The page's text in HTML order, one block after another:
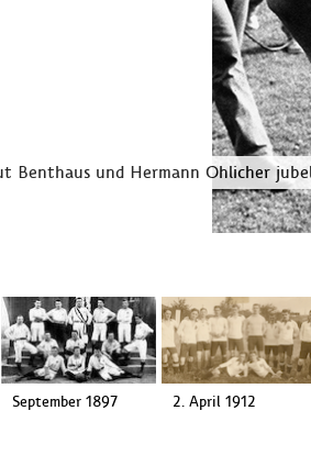
Benthaus und Hermann Ohlicher
September 1897 2. April 1912